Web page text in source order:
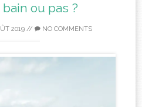
ou pas ?
2019 // NO COMMENTS